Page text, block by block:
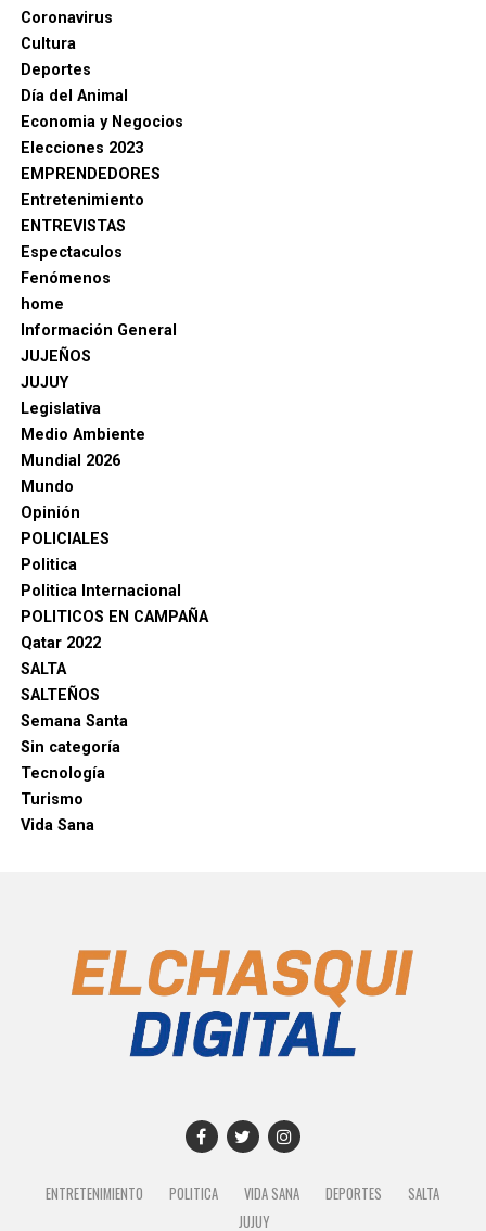
Coronavirus
Cultura
Deportes
Día del Animal
Economia y Negocios
Elecciones 2023
EMPRENDEDORES
Entretenimiento
ENTREVISTAS
Espectaculos
Fenómenos
home
Información General
JUJEÑOS
JUJUY
Legislativa
Medio Ambiente
Mundial 2026
Mundo
Opinión
POLICIALES
Politica
Politica Internacional
POLITICOS EN CAMPAÑA
Qatar 2022
SALTA
SALTEÑOS
Semana Santa
Sin categoría
Tecnología
Turismo
Vida Sana
ENTRETENIMIENTO POLITICA VIDA SANA DEPORTES
SALTA
JUJUY